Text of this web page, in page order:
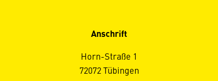
Anschrift
Horn-Straße 1
72072 Tübingen